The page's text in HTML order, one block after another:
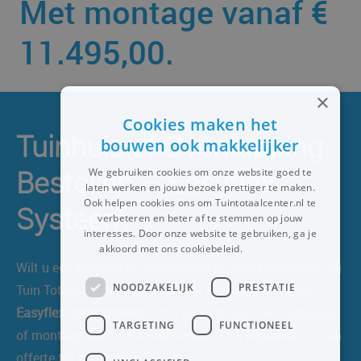
Met montage vanaf €
11.495,00.
Tuinhuis of Overkapping
Bestellen – Easyflex
Systeem
Wilt u een tuinhuis of overkapping op maat bestellen? Bij
Tuin Totaal Center maken wij het eenvoudig met ons
Easyflex bouwsysteem
. Of u nu kiest voor zelf monteren
of montage door onze vakmensen – wij begeleiden u van
×
Cookies maken het
bouwen ook makkelijker
We gebruiken cookies om onze website goed te
laten werken en jouw bezoek prettiger te maken.
Ook helpen cookies ons om Tuintotaalcenter.nl te
verbeteren en beter af te stemmen op jouw
interesses. Door onze website te gebruiken, ga je
akkoord met ons cookiebeleid.
NOODZAKELIJK PRESTATIE
TARGETING FUNCTIONEEL